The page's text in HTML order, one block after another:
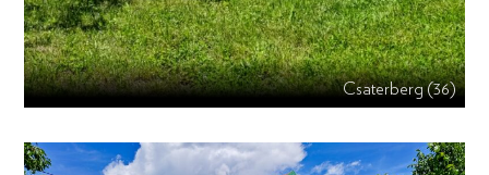
Csaterberg (36)